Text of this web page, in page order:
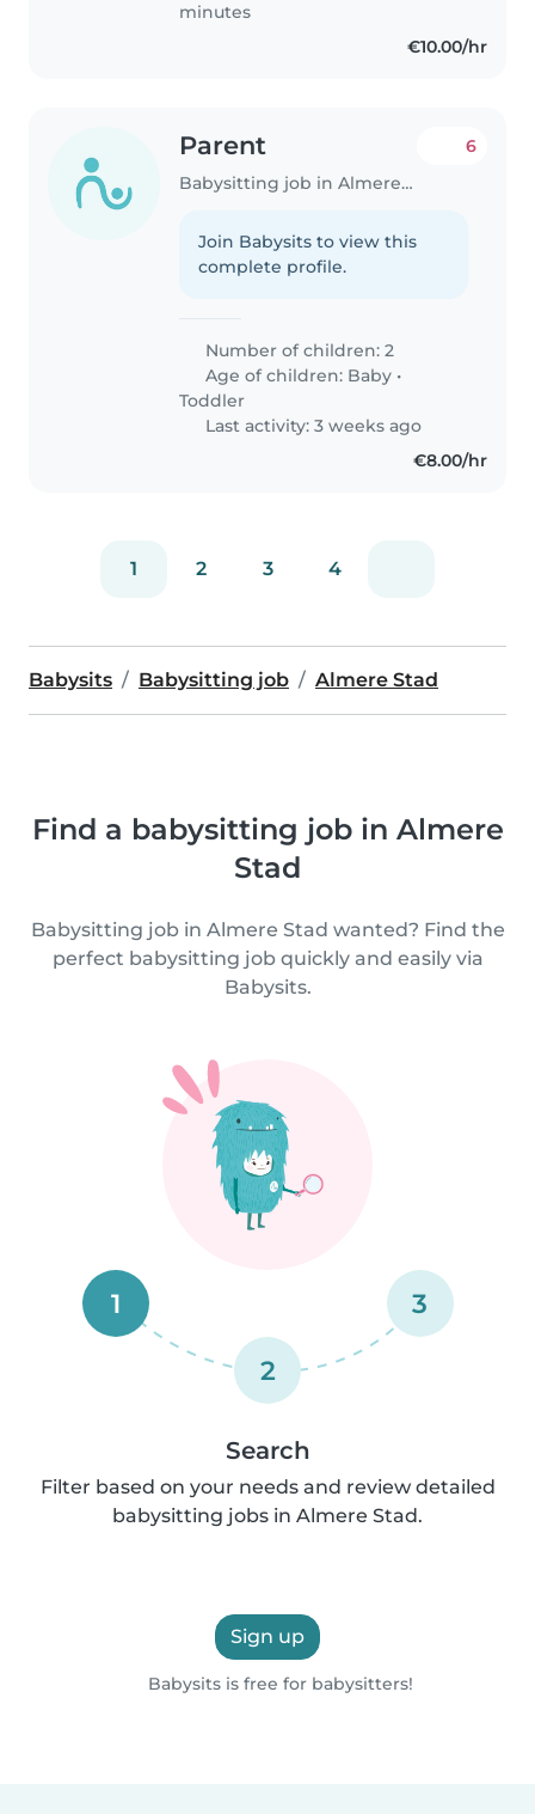
minutes
€10.00/hr
Parent
Babysitting job in Almere Stad
6
Join Babysits to view this
complete profile.
Number of children: 2
Age of children: Baby •
Toddler
Last activity: 3 weeks ago
€8.00/hr
1 2 3 4
Babysits Babysitting job Almere Stad
Find a babysitting job in Almere
Stad
Babysitting job in Almere Stad wanted? Find the
perfect babysitting job quickly and easily via
Babysits.
1
2
3
Search
Filter based on your needs and review detailed
babysitting jobs in Almere Stad.
Sign up
Babysits is free for babysitters!